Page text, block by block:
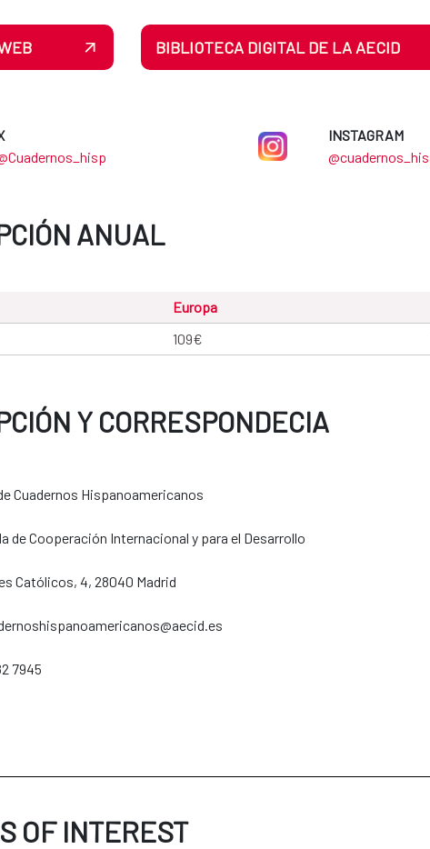
BIBLIOTECA DIGITAL DE LA AECID
INSTAGRAM​​​​​​
ANUAL
Europa
109€
Y CORRESPONDECIA
Cuadernos Hispanoamericanos
de Cooperación Internacional y para el Desarrollo
Católicos, 4, 28040 Madrid
7945
OF INTEREST